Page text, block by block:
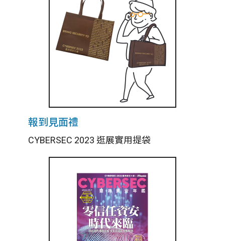
報到見面禮
CYBERSEC 2023 逛展實用提袋